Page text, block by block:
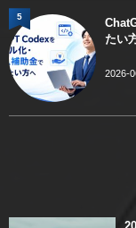
たい
2026-
5